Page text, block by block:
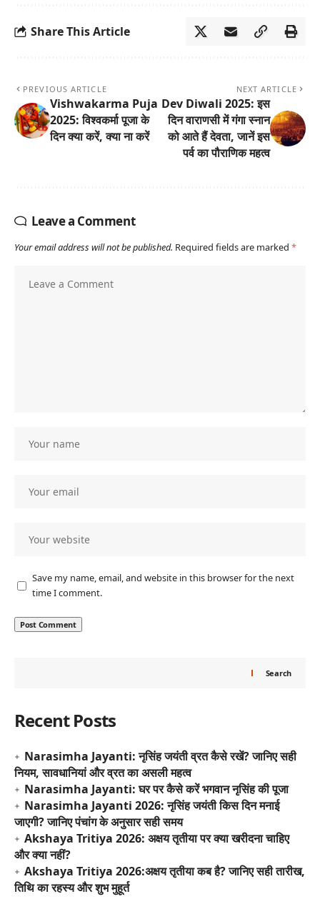
Share This Article
PREVIOUS ARTICLE
Vishwakarma Puja
2025: विश्वकर्मा पूजा के
दिन क्या करें, क्या ना करें
NEXT ARTICLE
Dev Diwali 2025: इस
दिन वाराणसी में गंगा स्नान
को आते हैं देवता, जानें इस
पर्व का पौराणिक महत्व
Leave a Comment
Your email address will not be published. Required fields are marked *
Save my name, email, and website in this browser for the next
time I comment.
Search
Recent Posts
Narasimha Jayanti: नृसिंह जयंती व्रत कैसे रखें? जानिए सही
नियम, सावधानियां और व्रत का असली महत्व
Narasimha Jayanti: घर पर कैसे करें भगवान नृसिंह की पूजा
Narasimha Jayanti 2026: नृसिंह जयंती किस दिन मनाई
जाएगी? जानिए पंचांग के अनुसार सही समय
Akshaya Tritiya 2026: अक्षय तृतीया पर क्या खरीदना चाहिए
और क्या नहीं?
Akshaya Tritiya 2026:अक्षय तृतीया कब है? जानिए सही तारीख,
तिथि का रहस्य और शुभ मुहूर्त